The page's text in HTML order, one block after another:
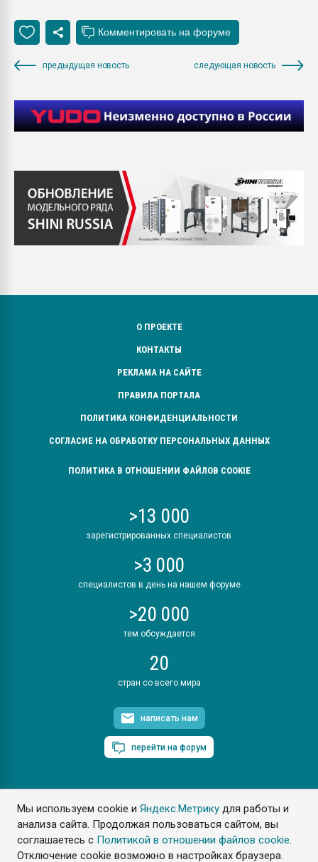
Мы используем cookie иЯндекс.Метрику для работы и
анализа сайта. Продолжая пользоваться сайтом, вы
соглашаетесь с Политикой в отношении файлов cookie.
Отключение cookie возможно в настройках браузера.
предыдущая новость следующая новость
О ПРОЕКТЕ
КОНТАКТЫ
РЕКЛАМА НА САЙТЕ
ПРАВИЛА ПОРТАЛА
ПОЛИТИКА КОНФИДЕНЦИАЛЬНОСТИ
СОГЛАСИЕ НА ОБРАБОТКУ ПЕРСОНАЛЬНЫХ ДАННЫХ
ПОЛИТИКА В ОТНОШЕНИИ ФАЙЛОВ COOKIE
>13 000
зарегистрированных специалистов
>3 000
специалистов в день на нашем форуме
>20 000
тем обсуждается
20
стран со всего мира
написать нам
перейти на форум
ПластЭксперт © 2006. Все права защищены
Разрешается копирование материалов сайта с обязательной
ссылкой на www.e-plastic.ru
Разработка сайта